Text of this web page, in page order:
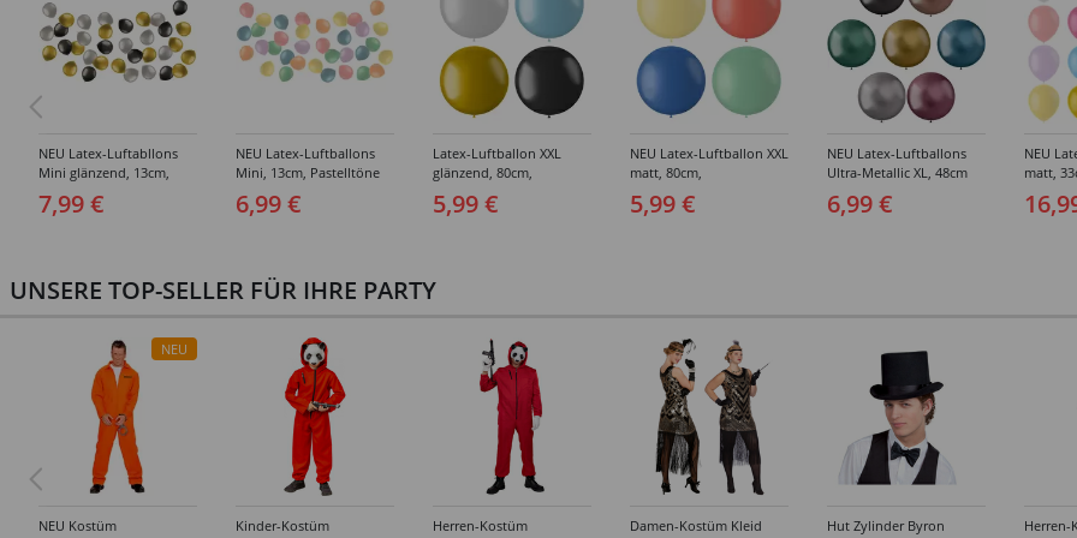
NEU Latex-Luftabllons
Mini glänzend, 13cm,
silber/gold/schwarz, 50
Stück
7,99 €
NEU Latex-Luftballons
Mini, 13cm, Pastelltöne
bunt gemischt, 50 Stück
6,99 €
Latex-Luftballon XXL
glänzend, 80cm,
Riesenballon, Metallic-
Ballon, verschiedene
5,99 €
NEU Latex-Luftballon XXL
matt, 80cm,
Riesenballon,
verschiedene Farben
5,99 €
NEU Latex-Luftballons
Ultra-Metallic XL, 48cm
Durchmesser, Kugelform,
5er-Pack, hochglänzend,
6,99 €
NEU
matt,
100er-
Farben
UNSERE TOP-SELLER FÜR IHRE PARTY
NEU
NEU Kostüm
Kinder-Kostüm
Herren-Kostüm
Damen-Kostüm Kleid
Hut Zylinder Byron
Herren-